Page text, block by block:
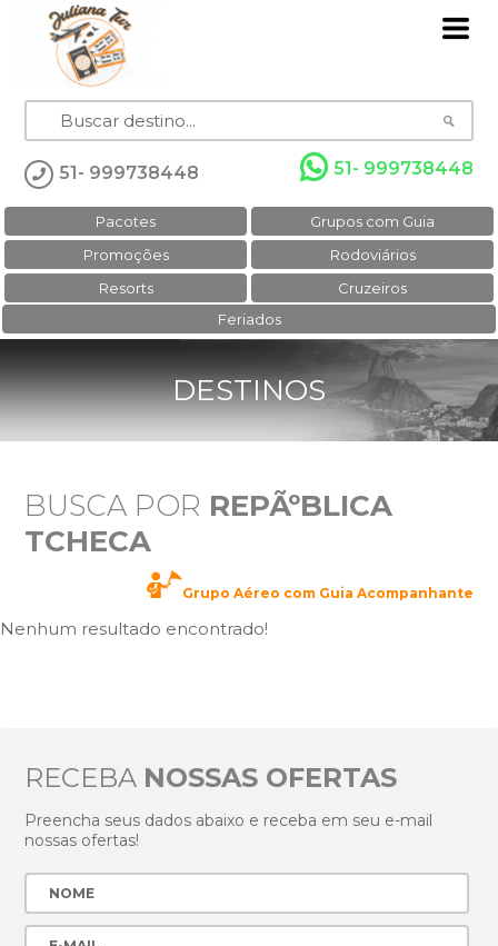
51- 999738448 51- 999738448
Pacotes
Grupos com Guia
Promoções
Rodoviários
Resorts
Cruzeiros
Feriados
DESTINOS
BUSCA POR REPÃºBLICA
TCHECA
Grupo Aéreo com Guia Acompanhante
Nenhum resultado encontrado!
RECEBA NOSSAS OFERTAS
Preencha seus dados abaixo e receba em seu e-mail
nossas ofertas!